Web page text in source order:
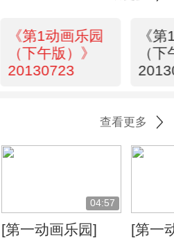
《第1动画乐园
（下午版）》
20130723
《
（
查看更多
04:57
[第一动画乐园]
[第一